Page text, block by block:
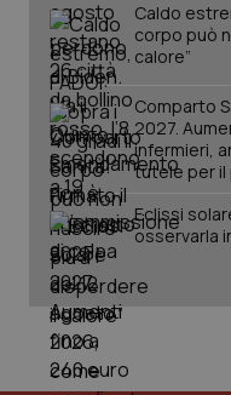
Caldo
corpo può
calore”
Comparto
2027.
infermieri,
tutele per il
Eclissi
osservarla
_ga_KM60CM4NPH